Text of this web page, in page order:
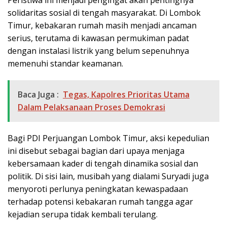
solidaritas sosial di tengah masyarakat. Di Lombok
Timur, kebakaran rumah masih menjadi ancaman
serius, terutama di kawasan permukiman padat
dengan instalasi listrik yang belum sepenuhnya
memenuhi standar keamanan.
Baca Juga : Tegas, Kapolres Prioritas Utama
Dalam Pelaksanaan Proses Demokrasi
Bagi PDI Perjuangan Lombok Timur, aksi kepedulian
ini disebut sebagai bagian dari upaya menjaga
kebersamaan kader di tengah dinamika sosial dan
politik. Di sisi lain, musibah yang dialami Suryadi juga
menyoroti perlunya peningkatan kewaspadaan
terhadap potensi kebakaran rumah tangga agar
kejadian serupa tidak kembali terulang.